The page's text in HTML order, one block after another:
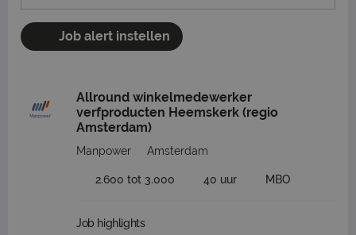
Job alert instellen
Allround winkelmedewerker
verfproducten Heemskerk (regio
Amsterdam)
Manpower Amsterdam
2.600 tot 3.000 40 uur MBO
Job highlights